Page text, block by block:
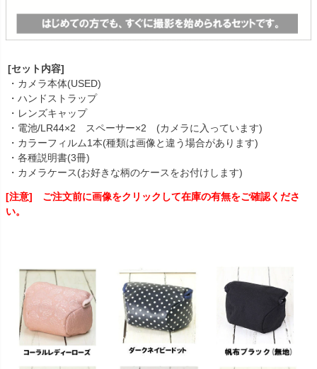
[セット内容]
・カメラ本体(USED)
・ハンドストラップ
・レンズキャップ
・電池/LR44×2 スペーサー×2 (カメラに入っています)
・カラーフィルム1本(種類は画像と違う場合があります)
・各種説明書(3冊)
・カメラケース(お好きな柄のケースをお付けします)
[注意] ご注文前に画像をクリックして在庫の有無をご確認くださ
い。